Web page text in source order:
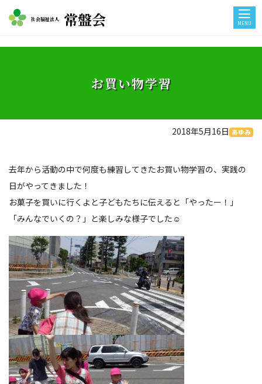
社会福祉法人 常盤会 MENU
お買い物学習
2018年5月16日 あゆみ
去年から活動の中で何度も練習してきたお買い物学習の、実践の
日がやってきました！
お菓子を買いに行くよと子どもたちに伝えると「やったー！」
「みんなでいくの？」と楽しみな様子でした☺